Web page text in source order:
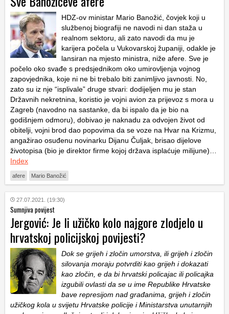
HDZ-ov ministar Mario Banožić, čovjek koji u
službenoj biografiji ne navodi ni dan staža u
realnom sektoru, ali zato navodi da mu je
karijera počela u Vukovarskoj županiji, odakle je
lansiran na mjesto ministra, niže afere. Sve je
počelo oko svađe s predsjednikom oko umirovljenja vojnog
zapovjednika, koje ni ne bi trebalo biti zanimljivo javnosti. No,
zato su iz nje “isplivale” druge stvari: dodijeljen mu je stan
Državnih nekretnina, koristio je vojni avion za prijevoz s mora u
Zagreb (navodno na sastanke, da bi ispalo da je bio na
godišnjem odmoru), dobivao je naknadu za odvojen život od
obitelji, vojni brod dao popovima da se voze na Hvar na Krizmu,
angažirao osuđenu novinarku Dijanu Čuljak, brisao dijelove
životopisa (bio je direktor firme kojoj država isplaćuje milijune)…
Index
afere Mario Banožić
27.07.2021. (19:30)
Sumnjiva povijest
Jergović: Je li užičko kolo najgore zlodjelo u
hrvatskoj policijskoj povijesti?
Dok se grijeh i zločin umorstva, ili grijeh i zločin
silovanja moraju potvrditi kao grijeh i dokazati
kao zločin, e da bi hrvatski policajac ili policajka
izgubili ovlasti da se u ime Republike Hrvatske
bave represijom nad građanima, grijeh i zločin
užičkog kola u svijetu Hrvatske policije i Ministarstva unutarnjih